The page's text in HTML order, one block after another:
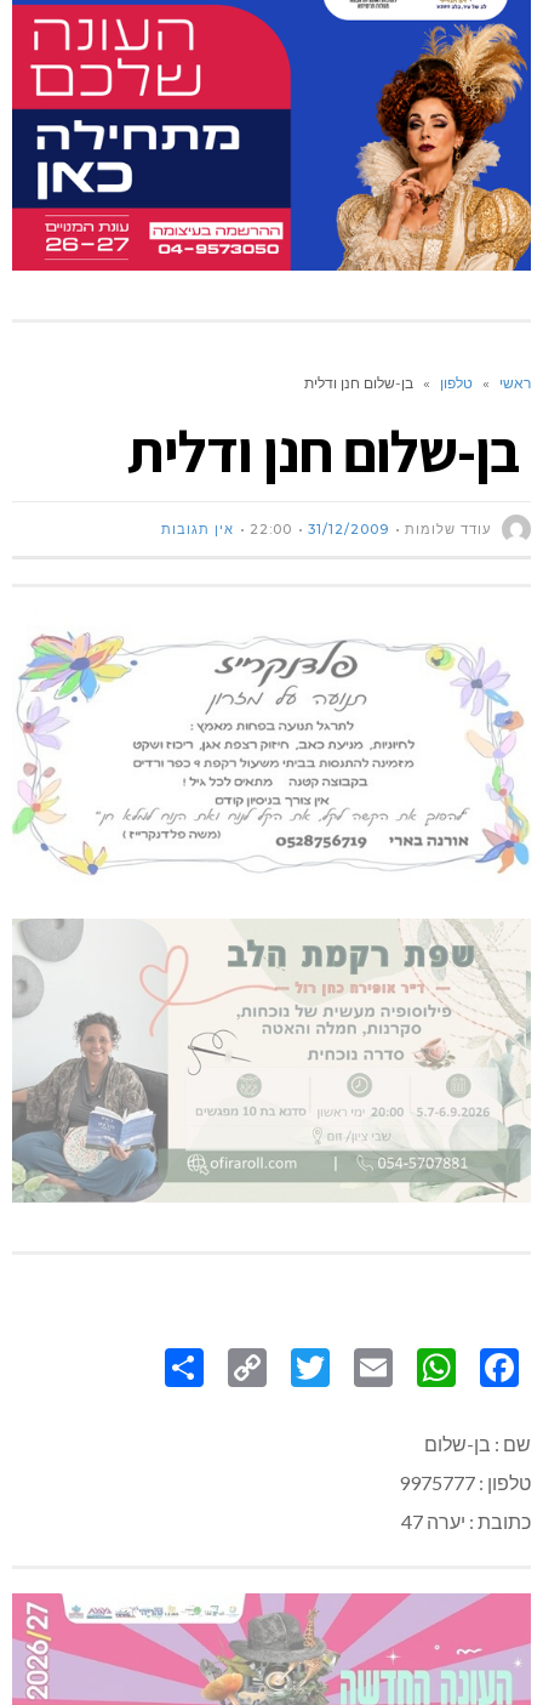
ראשי » טלפון » בן-שלום חנן ודלית
בן-שלום חנן ודלית
עודד שלומות 31/12/2009
22:00 אין תגובות
Link
שם : בן-שלום
טלפון : 9975777
כתובת : יערה 47